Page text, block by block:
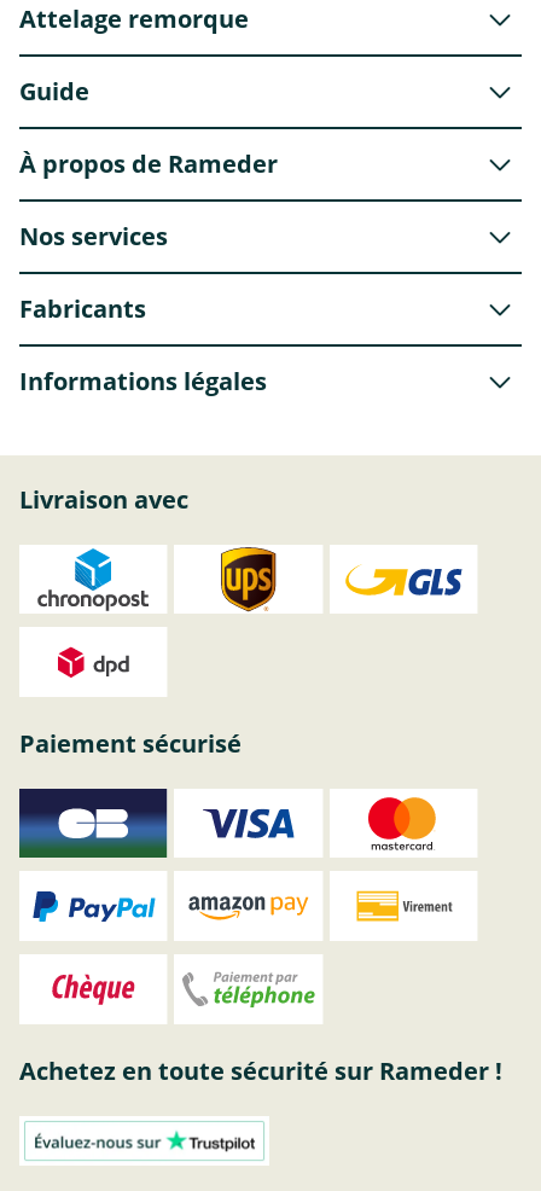
Attelage remorque
Guide
À propos de Rameder
Nos services
Fabricants
Informations légales
Livraison avec
Paiement sécurisé
Achetez en toute sécurité sur Rameder !